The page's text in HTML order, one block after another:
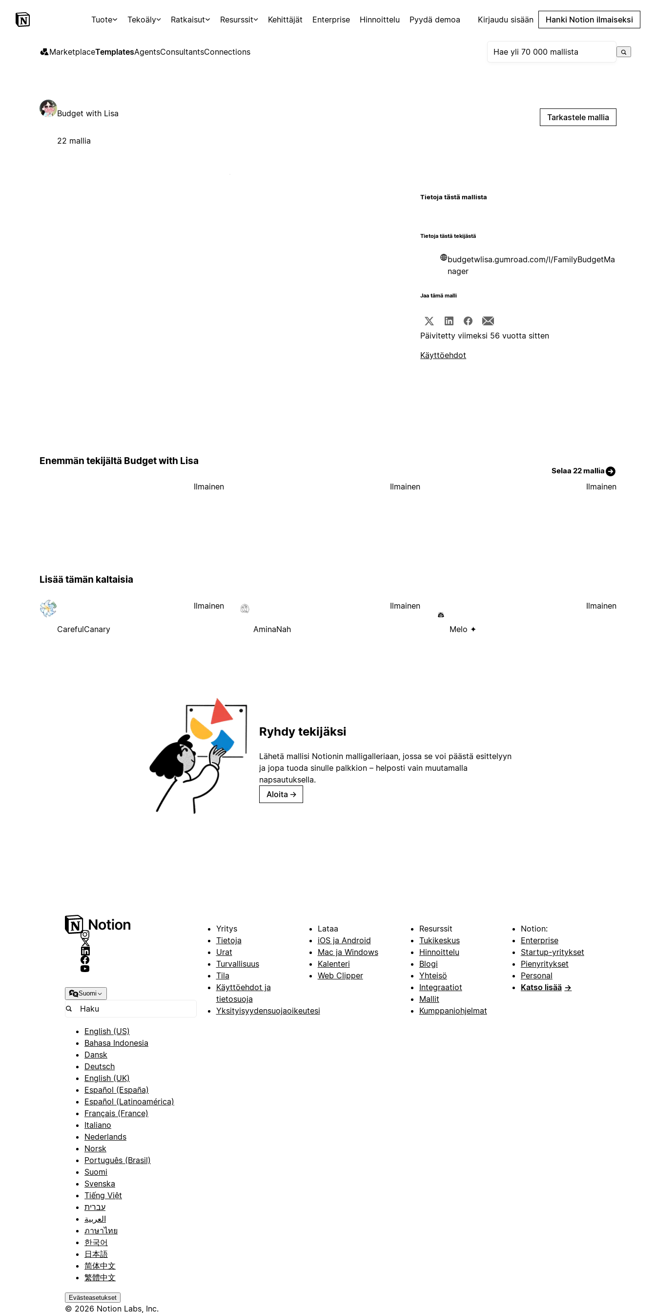
Tuote Tekoäly Ratkaisut Resurssit Kehittäjät Enterprise Hinnoittelu Pyydä demoa Kirjaudu sisään Hanki Notion ilmaiseksi
MarketplaceTemplatesAgentsConsultantsConnections
Budget with Lisa
22 mallia
Tarkastele mallia
Tietoja tästä mallista
Tietoja tästä tekijästä
budgetwlisa.gumroad.com/l/FamilyBudgetMa
nager
Jaa tämä malli
Päivitetty viimeksi 56 vuotta sitten
Käyttöehdot
Enemmän tekijältä Budget with Lisa
Selaa 22 mallia
Ilmainen Ilmainen Ilmainen
Lisää tämän kaltaisia
CarefulCanary
Ilmainen
AminaNah
Ilmainen
Melo ✦
Ilmainen
Ryhdy tekijäksi
Lähetä mallisi Notionin malligalleriaan, jossa se voi päästä esittelyyn
ja jopa tuoda sinulle palkkion – helposti vain muutamalla
napsautuksella.
Aloita →
Suomi
English (US)
Bahasa Indonesia
Dansk
Deutsch
English (UK)
Español (España)
Español (Latinoamérica)
Français (France)
Italiano
Nederlands
Norsk
Português (Brasil)
Suomi
Svenska
Tiếng Việt
עברית
العربية
ภาษาไทย
한국어
日本語
简体中文
繁體中文
Evästeasetukset
© 2026 Notion Labs, Inc.
Yritys
Tietoja
Urat
Turvallisuus
Tila
Käyttöehdot ja
tietosuoja
Yksityisyydensuojaoikeutesi
Lataa
iOS ja Android
Mac ja Windows
Kalenteri
Web Clipper
Resurssit
Tukikeskus
Hinnoittelu
Blogi
Yhteisö
Integraatiot
Mallit
Kumppaniohjelmat
Notion:
Enterprise
Startup-yritykset
Pienyritykset
Personal
Katso lisää →